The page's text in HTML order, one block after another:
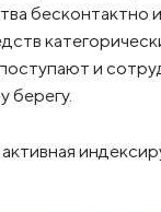
бесконтактно
и
берегу.